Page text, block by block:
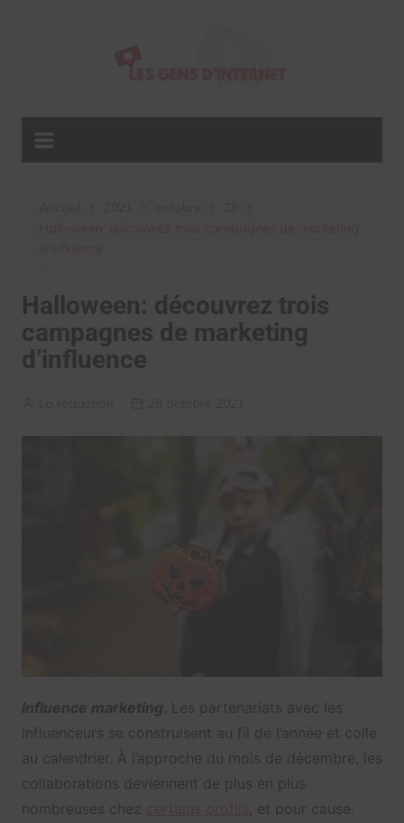
Halloween: découvrez trois
campagnes de marketing
d’influence
Influence marketing . Les partenariats avec les
influenceurs se construisent au fil de l’année et colle
au calendrier. À l’approche du mois de décembre, les
collaborations deviennent de plus en plus
nombreuses chez
, et pour cause.